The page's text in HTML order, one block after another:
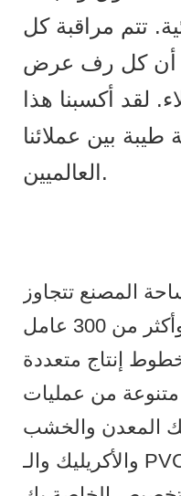
تتم مراقبة كل
أن كل رف عرض
لقد أكسبنا هذا
طيبة بين عملائنا
العالميين.
المصنع تتجاوز
215,000 قدم مربع، وأكثر من 300 عامل
من عمليات
المعدن والخشب
والأكريليك والـ PVC… وما إلى ذلك، لتلبية